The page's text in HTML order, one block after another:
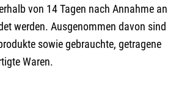
von 14 Tagen nach Annahme an
werden. Ausgenommen davon sind
sowie gebrauchte, getragene
Waren.